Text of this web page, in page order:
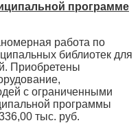
программе
работа по
библиотек для
Приобретены
с ограниченными
программы
тыс. руб.